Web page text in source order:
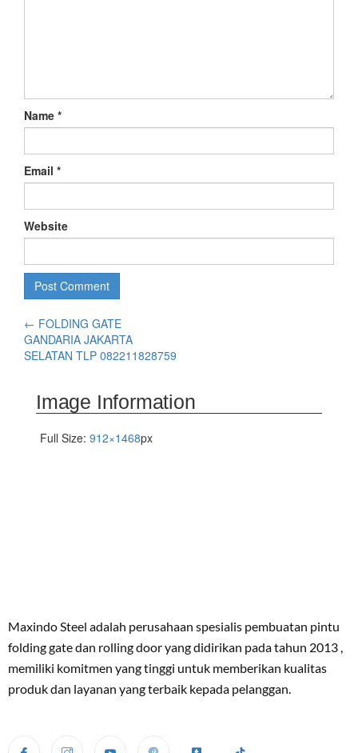
Name *
Email *
Website
← FOLDING GATE
GANDARIA JAKARTA
SELATAN TLP 082211828759
Image Information
Full Size: 912×1468px
Maxindo Steel adalah perusahaan spesialis pembuatan pintu
folding gate dan rolling door yang didirikan pada tahun 2013 ,
memiliki komitmen yang tinggi untuk memberikan kualitas
produk dan layanan yang terbaik kepada pelanggan.